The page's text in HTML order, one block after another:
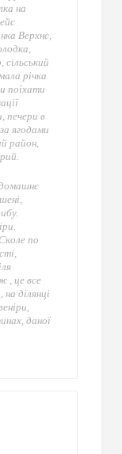
на
Верхнє,
річка
поїхати
печери в
ягодами
район,
по
, це все
ділянці
даної